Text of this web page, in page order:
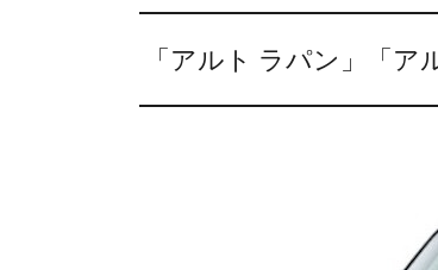
「アルト ラパン」「ア